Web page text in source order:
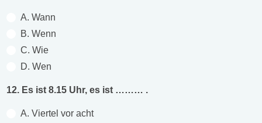
A. Wann
B. Wenn
C. Wie
D. Wen
12. Es ist 8.15 Uhr, es ist ……… .
A. Viertel vor acht